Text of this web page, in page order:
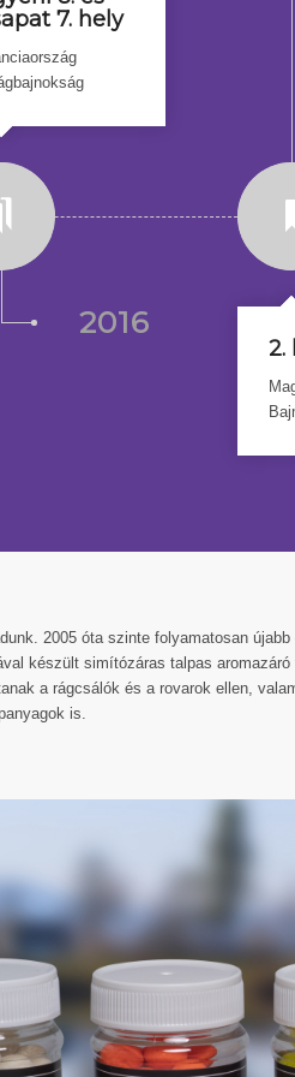
7. hely
2016
2.
2005 óta szinte folyamatosan
készült simítózáras talpas
a rágcsálók és a rovarok ellen,
is.